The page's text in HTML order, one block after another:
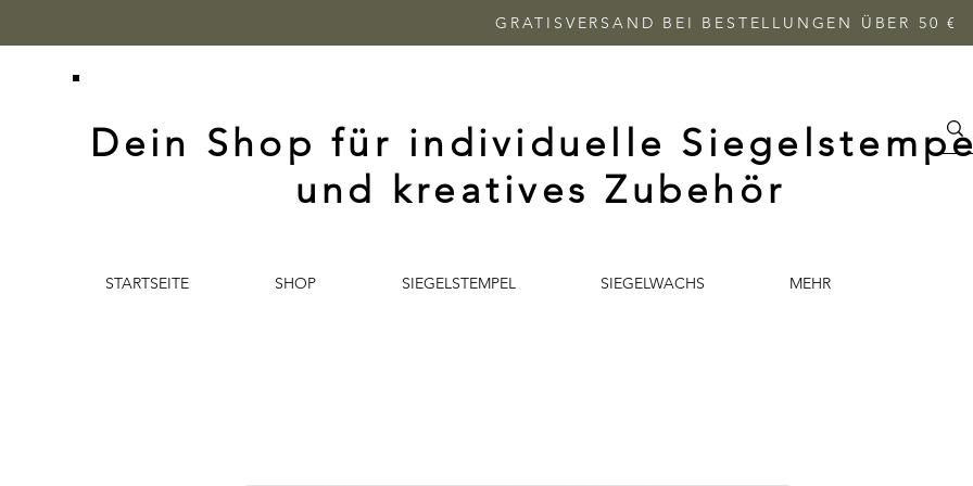
GRATISVERSAND BEI BESTELLUNGEN ÜBER 50 €
Dein Shop für individuelle
und kreatives Zubehör
STARTSEITE SHOP SIEGELSTEMPEL SIEGELWACHS MEHR